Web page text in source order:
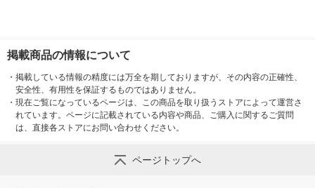
掲載商品の情報について
・ 掲載している情報の精度には万全を期しておりますが、その内容の正確性、
安全性、有用性を保証するものではありません。
・ 現在ご覧になっているページは、この商品を取り扱うストアによって運営さ
れています。ページに記載されている内容や商品、ご購入に関するご質問
は、直接各ストアにお問い合わせください。
ページトップへ